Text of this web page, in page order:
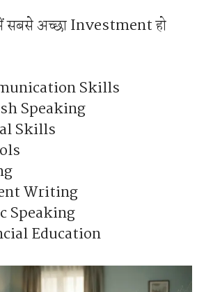
अच्छा Investment हो
Skills
Speaking
Skills
Writing
Speaking
Education